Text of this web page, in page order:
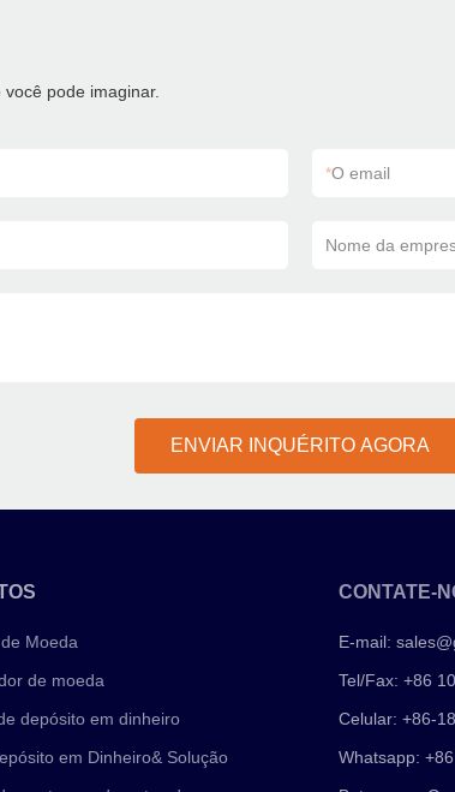
pode imaginar.
*O email
Nome da
ENVIAR INQUÉRITO AGORA
Moeda
de moeda
depósito em dinheiro
em Dinheiro& Solução
CONTATE-
E-mail:
Tel/Fax: +86
Celular: +86-
Whatsapp: